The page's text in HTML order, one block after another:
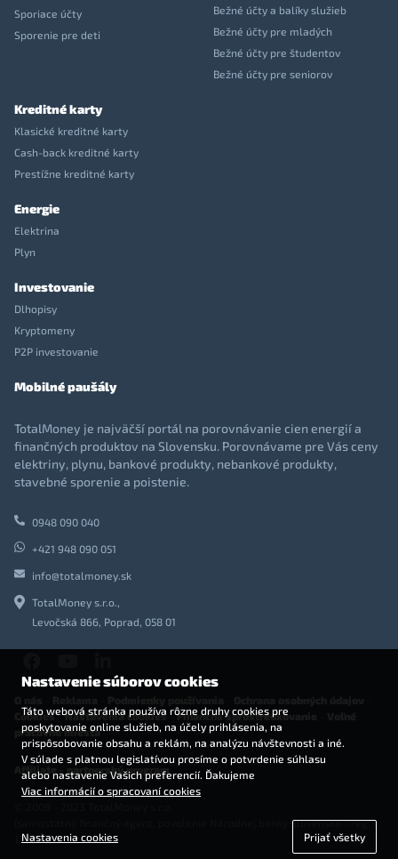
Sporiace účty
Sporenie pre deti
Bežné účty a balíky služieb
Bežné účty pre mladých
Bežné účty pre študentov
Bežné účty pre seniorov
Kreditné karty
Klasické kreditné karty
Cash-back kreditné karty
Prestížne kreditné karty
Energie
Elektrina
Plyn
Investovanie
Dlhopisy
Kryptomeny
P2P investovanie
Mobilné paušály
TotalMoney je najväčší portál na porovnávanie cien energií a
finančných produktov na Slovensku. Porovnávame pre Vás ceny
elektriny, plynu, bankové produkty, nebankové produkty,
stavebné sporenie a poistenie.
0948 090 040
+421 948 090 051
info@totalmoney.sk
TotalMoney s.r.o.,
Levočská 866, Poprad, 058 01
Cookies-Nastavenia cookies -Finančné sprostredkovanie
pracovné miesta
Affiliate - partnerský program
(samostatný finančný agent, povolenie Národnej banky Slovenska - reg. č.
127292)
Nastavenie súborov cookies
Táto webová stránka používa rôzne druhy cookies pre
poskytovanie online služieb, na účely prihlásenia, na
prispôsobovanie obsahu a reklám, na analýzu návštevnosti a iné.
V súlade s platnou legislatívou prosíme o potvrdenie súhlasu
alebo nastavenie Vašich preferencií. Ďakujeme
Viac informácií o spracovaní cookies
Nastavenia cookies Prijať všetky